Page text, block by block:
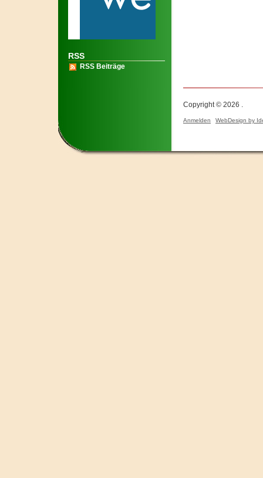
RSS
RSS Beiträge
Copyright © 2026 .
Anmelden WebDesign by